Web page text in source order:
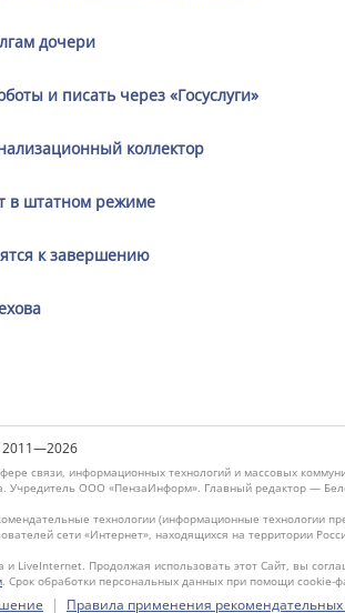
дочери
и писать через «Госуслуги»
коллектор
в штатном режиме
к завершению
2011—2026
связи, информационных технологий и массовых
Учредитель ООО «ПензаИнформ». Главный редактор —
технологии (информационные технологии
сети «Интернет», находящихся на территории
и LiveInternet. Продолжая использовать этот Сайт, вы
. Срок обработки персональных данных при помощи cookie-
| Правила применения рекомендательных